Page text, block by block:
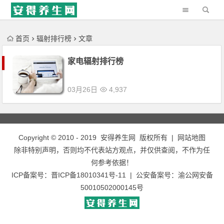
'); })();
首页 辐射排行榜 文章
家电辐射排行榜
03月26日 4,937
Copyright © 2010 - 2019 安得养生网 版权所有 |
网站地图
除非特别声明，否则均不代表站方观点，并仅供查阅，不作为任
何参考依据！
ICP备案号： 晋ICP备18010341号-11 | 公安备案号： 渝公网安备
50010502000145号